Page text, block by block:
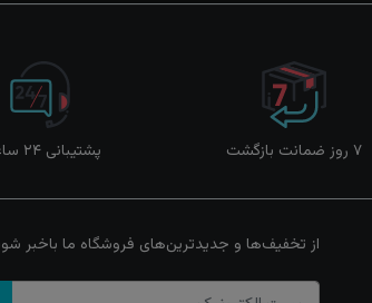
۷ روز ضمانت بازگشت پشتیبانی ۲۴ ساعته
از تخفیف‌ها و جدیدترین‌های فروشگاه ما باخبر